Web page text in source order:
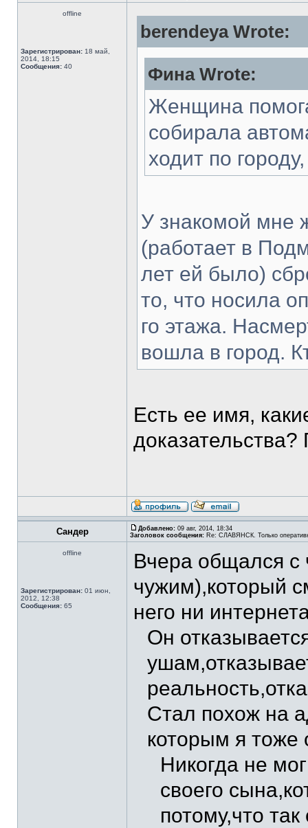
offline
Зарегистрирован: 18 май,
2014, 18:15
Сообщения: 40
berendeya Wrote:
Фина Wrote:
Женщина
собирала
ходит по
У знакомой мне
(работает в
лет ей было)
то, что носила
го этажа.
вошла в город.
Есть ее имя,
Сандер Добавлено: 09 авг, 2014, 18:34
Заголовок сообщения: Re: СЛАВЯНСК. Только
offline
Зарегистрирован: 01 июн,
2012, 12:38
Сообщения: 65
Вчера общался с
чужим),который
него ни
Он
Стал похож на
которым я тоже
Никогда не
своего
потому,что